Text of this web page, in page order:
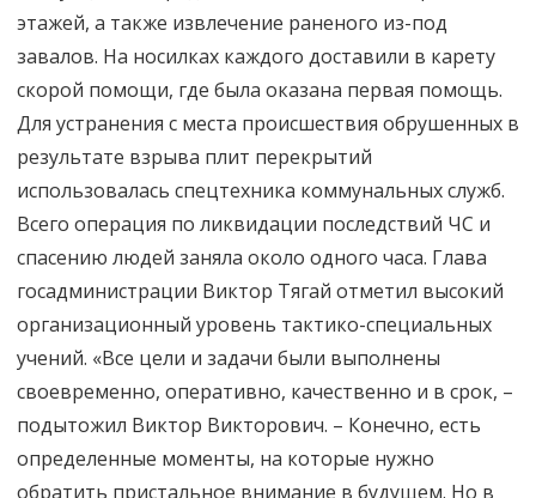
этажей, а также извлечение раненого из-под
завалов. На носилках каждого доставили в карету
скорой помощи, где была оказана первая помощь.
Для устранения с места происшествия обрушенных в
результате взрыва плит перекрытий
использовалась спецтехника коммунальных служб.
Всего операция по ликвидации последствий ЧС и
спасению людей заняла около одного часа. Глава
госадминистрации Виктор Тягай отметил высокий
организационный уровень тактико-специальных
учений. «Все цели и задачи были выполнены
своевременно, оперативно, качественно и в срок, –
подытожил Виктор Викторович. – Конечно, есть
определенные моменты, на которые нужно
обратить пристальное внимание в будущем. Но в